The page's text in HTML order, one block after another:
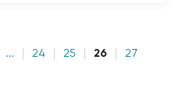
... 24 25 26
27